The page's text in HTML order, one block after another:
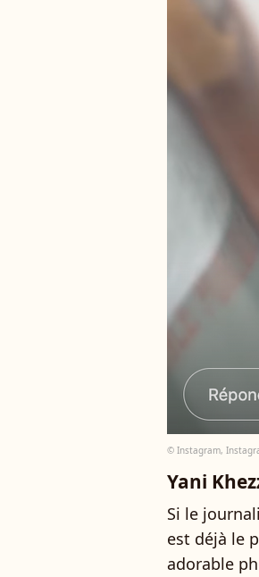
© Instagram,
Yani
Si le
est déjà le
adorable